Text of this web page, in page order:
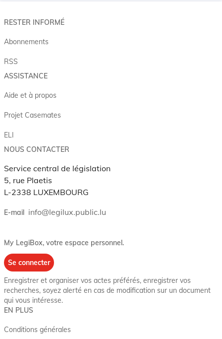
RESTER INFORMÉ
Abonnements
RSS
ASSISTANCE
Aide et à propos
Projet Casemates
ELI
NOUS CONTACTER
Service central de législation
5, rue Plaetis
L-2338 LUXEMBOURG
E-mail info@legilux.public.lu
My LegiBox, votre espace personnel.
Se connecter
Enregistrer et organiser vos actes préférés, enregistrer vos
recherches, soyez alerté en cas de modification sur un document
qui vous intéresse.
EN PLUS
Conditions générales